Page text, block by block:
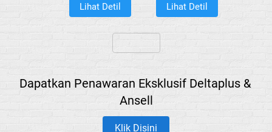
`
Lihat Detil `
Lihat Detil
Dapatkan Penawaran Eksklusif Deltaplus &
Ansell
`Klik Disini